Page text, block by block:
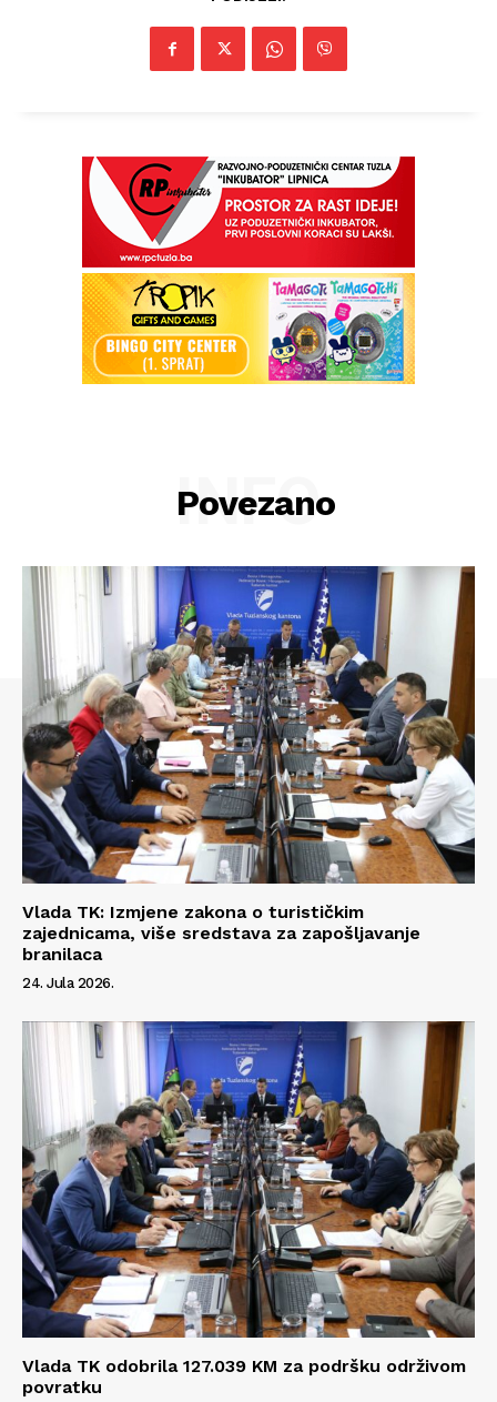
Povezano
INFO
Vlada TK: Izmjene zakona o turističkim
zajednicama, više sredstava za zapošljavanje
branilaca
24. Jula 2026.
Vlada TK odobrila 127.039 KM za podršku održivom
povratku